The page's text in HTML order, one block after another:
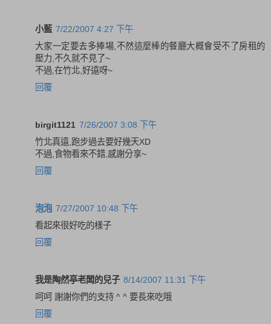
小藍 7/22/2007 4:27 下午
大家一定要去多捧場,不然這麼棒的餐廳大概會受不了房租的
壓力,不久就不見了~
不過,在竹北,好遠呀~
回覆
birgit1121 7/26/2007 3:08 下午
竹北真遠,跑步過去要好幾天XD
不過,食物看來不錯,感謝分享~
回覆
泡泡 7/27/2007 10:48 下午
看起來很好吃的樣子
回覆
我是陶然亭老闆的兒子 8/14/2007 11:31 下午
呵呵 謝謝你們的支持 ^ ^ 要長來吃哦
回覆